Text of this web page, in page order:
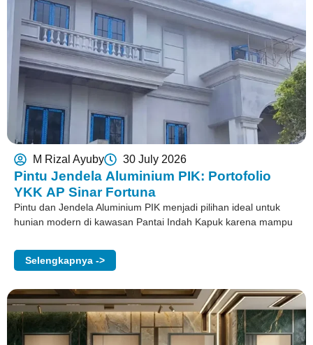
M Rizal Ayuby 30 July 2026
Pintu Jendela Aluminium PIK: Portofolio
YKK AP Sinar Fortuna
Pintu dan Jendela Aluminium PIK menjadi pilihan ideal untuk
hunian modern di kawasan Pantai Indah Kapuk karena mampu
Selengkapnya ->